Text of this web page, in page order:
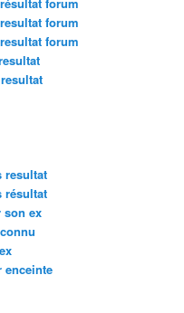
forum
forum
resultat
résultat
son ex
enceinte